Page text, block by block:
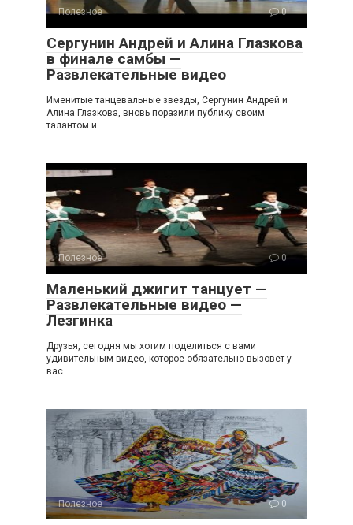
Полезное 0
Сергунин Андрей и Алина Глазкова
в финале самбы —
Развлекательные видео
Именитые танцевальные звезды, Сергунин Андрей и
Алина Глазкова, вновь поразили публику своим
талантом и
Полезное 0
Маленький джигит танцует —
Развлекательные видео —
Лезгинка
Друзья, сегодня мы хотим поделиться с вами
удивительным видео, которое обязательно вызовет у
вас
Полезное 0